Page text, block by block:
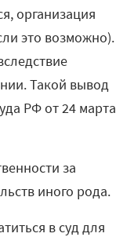
организация
это возможно).
Такой вывод
РФ от 24 марта
за
иного рода.
в суд для